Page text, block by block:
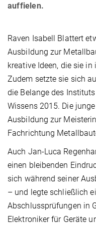
auffielen.
Raven Isabell Blattert
Ausbildung zur
kreative Ideen, die sie
Zudem setzte sie sich
die Belange des
Wissens 2015. Die
Ausbildung zur
Fachrichtung
Auch Jan-Luca
einen bleibenden
sich während seiner
– und legte schließlich
Abschlussprüfungen in
Elektroniker für Geräte